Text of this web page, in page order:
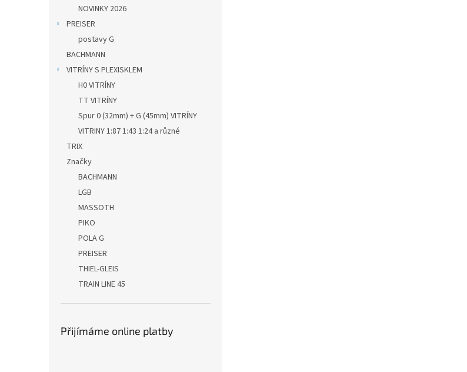
NOVINKY 2026
PREISER
postavy G
BACHMANN
VITRÍNY S PLEXISKLEM
H0 VITRÍNY
TT VITRÍNY
Spur 0 (32mm) + G (45mm) VITRÍNY
VITRINY 1:87 1:43 1:24 a různé
TRIX
Značky
BACHMANN
LGB
MASSOTH
PIKO
POLA G
PREISER
THIEL-GLEIS
TRAIN LINE 45
Přijímáme online platby